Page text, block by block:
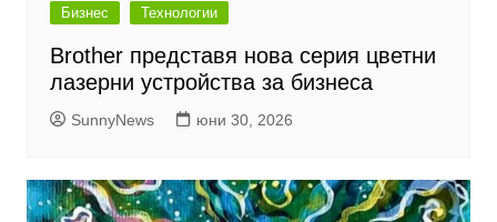
Бизнес Технологии
Brother представя нова серия цветни
лазерни устройства за бизнеса
SunnyNews юни 30, 2026